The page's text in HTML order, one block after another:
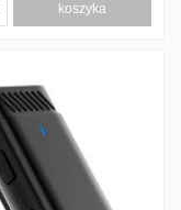
koszyka